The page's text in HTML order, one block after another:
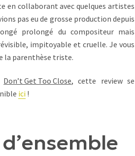
en collaborant avec quelques artistes
pas eu de grosse production depuis
prolongé du compositeur mais
impitoyable et cruelle. Je vous
la parenthèse triste.
Don’t Get Too Close, cette review se
ici !